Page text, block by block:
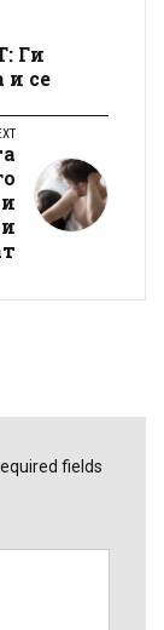
Ги
и се
fields